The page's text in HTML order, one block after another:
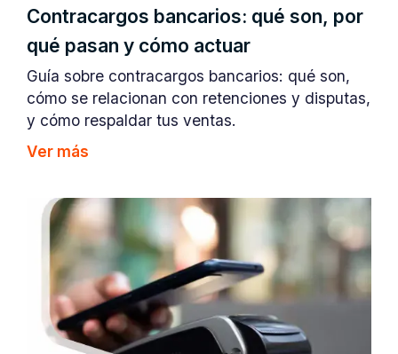
Contracargos bancarios: qué son, por
qué pasan y cómo actuar
Guía sobre contracargos bancarios: qué son,
cómo se relacionan con retenciones y disputas,
y cómo respaldar tus ventas.
Ver más